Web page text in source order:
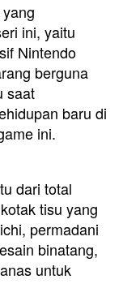
ini, yaitu
Nintendo
berguna
saat
baru di
ini.
dari total
tisu yang
permadani
binatang,
untuk